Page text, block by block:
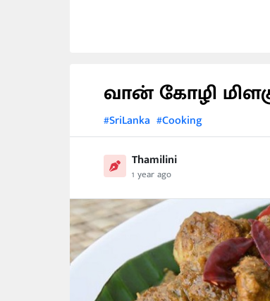
வான் கோழி
#SriLanka #Cooking
Thamilini
1 year ago